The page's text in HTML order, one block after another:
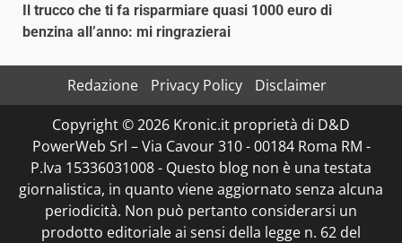
Il trucco che ti fa risparmiare quasi 1000 euro di
benzina all’anno: mi ringrazierai
Redazione Privacy Policy
Disclaimer
Copyright © 2026 Kronic.it proprietà di D&D
PowerWeb Srl – Via Cavour 310 - 00184 Roma RM -
P.Iva 15336031008 - Questo blog non è una testata
giornalistica, in quanto viene aggiornato senza alcuna
periodicità. Non può pertanto considerarsi un
prodotto editoriale ai sensi della legge n. 62 del